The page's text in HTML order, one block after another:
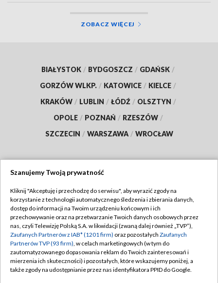
ZOBACZ WIĘCEJ
BIAŁYSTOK / BYDGOSZCZ / GDAŃSK /
GORZÓW WLKP. / KATOWICE / KIELCE /
KRAKÓW / LUBLIN / ŁÓDŹ / OLSZTYN /
OPOLE / POZNAŃ / RZESZÓW /
SZCZECIN / WARSZAWA / WROCŁAW
TVP
Abonament TVP
Emisja w TVP
Centrum informacji TVP
Naziemna Telewizja Cyfrowa
Regulamin TVP
Polityka prywatności
Moje zgody
Pomoc
Szanujemy Twoją prywatność
Kliknij "Akceptuję i przechodzę do serwisu", aby wyrazić zgody na
korzystanie z technologii automatycznego śledzenia i zbierania danych,
dostęp do informacji na Twoim urządzeniu końcowym i ich
przechowywanie oraz na przetwarzanie Twoich danych osobowych przez
nas, czyli Telewizję Polską S.A. w likwidacji (zwaną dalej również „TVP”),
Zaufanych Partnerów z IAB* (1201 firm) oraz pozostałych Zaufanych
Partnerów TVP (93 firm), w celach marketingowych (w tym do
zautomatyzowanego dopasowania reklam do Twoich zainteresowań i
mierzenia ich skuteczności) i pozostałych, które wskazujemy poniżej, a
także zgody na udostępnianie przez nas identyfikatora PPID do Google.